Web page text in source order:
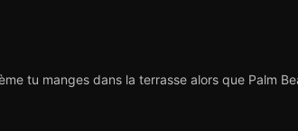
tu manges dans la terrasse alors que Palm